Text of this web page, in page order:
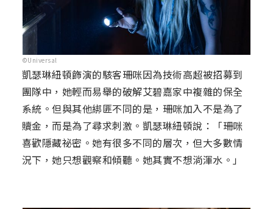
©Universal
凱瑟琳紐頓飾演的駭客珊咪因為技術高超被招募到
團隊中，她輕而易舉的破解艾碧嘉家中複雜的保全
系統。但與其他綁匪不同的是，珊咪加入不是為了
贖金，而是為了尋求刺激。凱瑟琳紐頓說：「珊咪
喜歡隱藏祕密。她有很多不同的層次，但大多數情
況下，她只想觀察和傾聽。她其實不想淌渾水。」